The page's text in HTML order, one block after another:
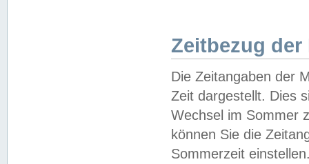
Zeitbezug der
Die Zeitangaben der
Zeit dargestellt. Dies
Wechsel im Sommer
können Sie die
Sommerzeit